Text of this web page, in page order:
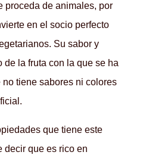
proceda de animales, por
en el socio perfecto
Su sabor y
de la fruta con la que se ha
tiene sabores ni colores
que tiene este
decir que es rico en